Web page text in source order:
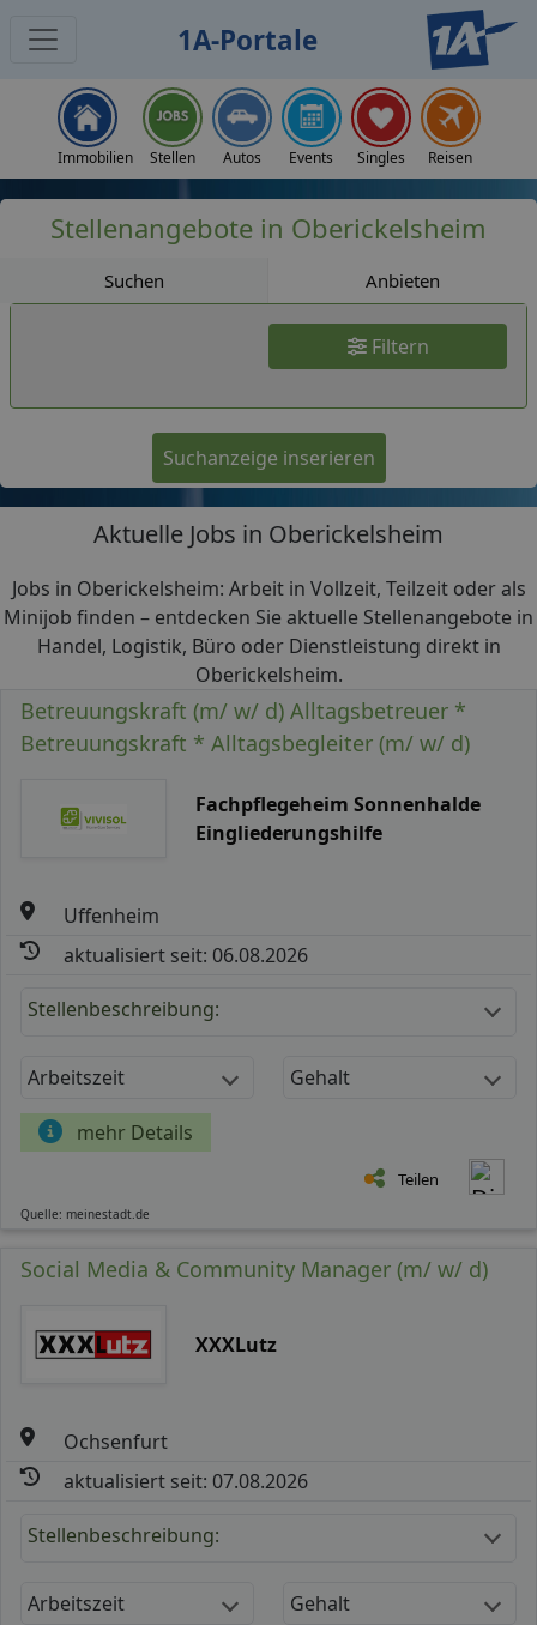
1A-Portale
Immobilien Stellen Autos Events Singles Reisen
Stellenangebote in Oberickelsheim
Suchen Anbieten
Filtern
Suchanzeige inserieren
Aktuelle Jobs in Oberickelsheim
Jobs in Oberickelsheim: Arbeit in Vollzeit, Teilzeit oder als
Minijob finden – entdecken Sie aktuelle Stellenangebote in
Handel, Logistik, Büro oder Dienstleistung direkt in
Oberickelsheim.
Betreuungskraft (m/ w/ d) Alltagsbetreuer *
Betreuungskraft * Alltagsbegleiter (m/ w/ d)
Fachpflegeheim Sonnenhalde
Eingliederungshilfe
Uffenheim
aktualisiert seit: 06.08.2026
Stellenbeschreibung:
Arbeitszeit Gehalt
mehr Details
Teilen
Quelle: meinestadt.de
Social Media & Community Manager (m/ w/ d)
XXXLutz
Ochsenfurt
aktualisiert seit: 07.08.2026
Stellenbeschreibung:
Arbeitszeit Gehalt